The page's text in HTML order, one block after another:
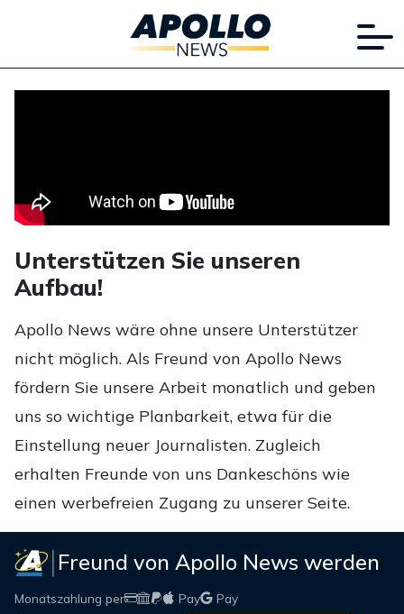
Unterstützen Sie unseren
Aufbau!
Apollo News wäre ohne unsere Unterstützer
nicht möglich. Als Freund von Apollo News
fördern Sie unsere Arbeit monatlich und geben
uns so wichtige Planbarkeit, etwa für die
Einstellung neuer Journalisten. Zugleich
erhalten Freunde von uns Dankeschöns wie
einen werbefreien Zugang zu unserer Seite.
Freund von Apollo News werden
Monatszahlung per Pay Pay